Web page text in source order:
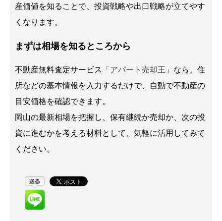
産価値を知ることで、投資戦略や出口戦略が立てやす
くなります。
まずは相場を知るところから
不動産無料査定サービス「アパート売却王 」なら、住
所などの基本情報を入力するだけで、自動で不動産の
目安価格を確認できます。
岡山の最新相場を把握し、保有継続か売却か、次の投
資に進むかを考える材料として、気軽に活用してみて
ください。